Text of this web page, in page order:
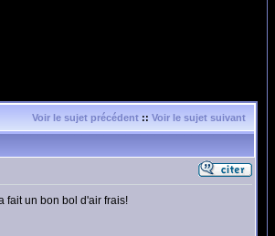
Voir le sujet précédent :: Voir le sujet suivant
fait un bon bol d'air frais!